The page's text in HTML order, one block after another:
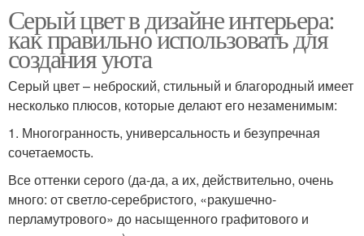
Серый цвет в дизайне интерьера:
как правильно использовать для
создания уюта
Серый цвет – неброский, стильный и благородный имеет
несколько плюсов, которые делают его незаменимым:
1. Многогранность, универсальность и безупречная
сочетаемость.
Все оттенки серого (да-да, а их, действительно, очень
много: от светло-серебристого, «ракушечно-
перламутрового» до насыщенного графитового и